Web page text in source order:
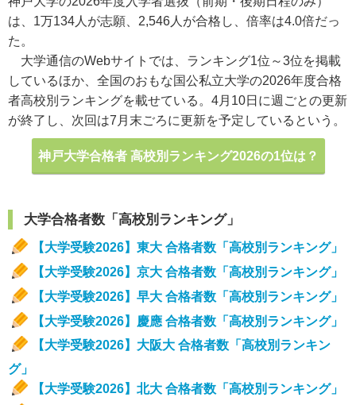
は、1万134人が志願、2,546人が合格し、倍率は4.0倍だっ
た。
大学通信のWebサイトでは、ランキング1位～3位を掲載
しているほか、全国のおもな国公私立大学の2026年度合格
者高校別ランキングを載せている。4月10日に週ごとの更新
が終了し、次回は7月末ごろに更新を予定しているという。
神戸大学合格者 高校別ランキング2026の1位は？
大学合格者数「高校別ランキング」
【大学受験2026】東大 合格者数「高校別ランキング」
【大学受験2026】京大 合格者数「高校別ランキング」
【大学受験2026】早大 合格者数「高校別ランキング」
【大学受験2026】慶應 合格者数「高校別ランキング」
【大学受験2026】大阪大 合格者数「高校別ランキン
グ」
【大学受験2026】北大 合格者数「高校別ランキング」